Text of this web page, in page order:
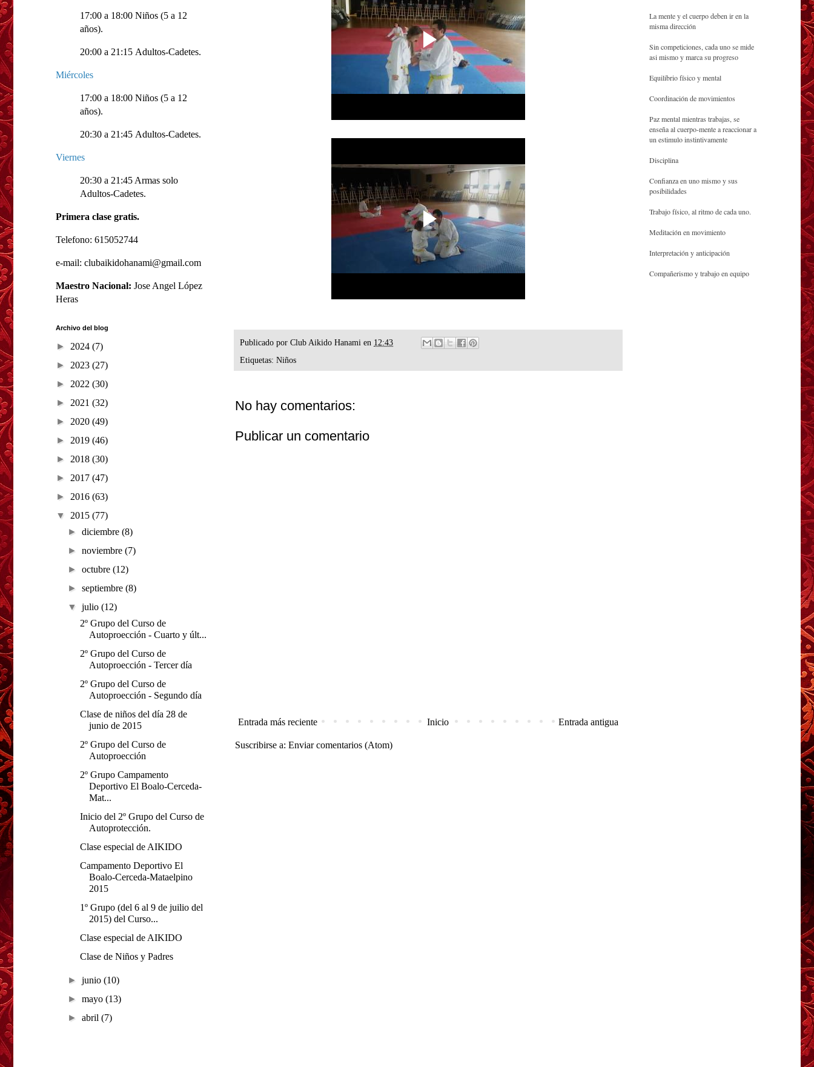
Publicado por Club Aikido Hanami en 12:43
Etiquetas: Niños
No hay comentarios:
Publicar un comentario
Entrada más reciente Entrada antigua
Inicio
Suscribirse a: Enviar comentarios (Atom)
17:00 a 18:00 Niños (5 a 12
años).
20:00 a 21:15 Adultos-Cadetes.
Miércoles
17:00 a 18:00 Niños (5 a 12
años).
20:30 a 21:45 Adultos-Cadetes.
Viernes
20:30 a 21:45 Armas solo
Adultos-Cadetes.
Primera clase gratis.
Telefono: 615052744
e-mail: clubaikidohanami@gmail.com
Maestro Nacional: Jose Angel López
Heras
Archivo del blog
► 2024 (7)
► 2023 (27)
► 2022 (30)
► 2021 (32)
► 2020 (49)
► 2019 (46)
► 2018 (30)
► 2017 (47)
► 2016 (63)
▼ 2015 (77)
►diciembre(8)
►noviembre(7)
►octubre(12)
►septiembre(8)
▼julio(12)
2º Grupo del Curso de
Autoproección - Cuarto y últ...
2º Grupo del Curso de
Autoproección - Tercer día
2º Grupo del Curso de
Autoproección - Segundo día
Clase de niños del día 28 de
junio de 2015
2º Grupo del Curso de
Autoproección
2º Grupo Campamento
Deportivo El Boalo-Cerceda-
Mat...
Inicio del 2º Grupo del Curso de
Autoprotección.
Clase especial de AIKIDO
Campamento Deportivo El
Boalo-Cerceda-Mataelpino
2015
1º Grupo (del 6 al 9 de juilio del
2015) del Curso...
Clase especial de AIKIDO
Clase de Niños y Padres
►junio(10)
►mayo(13)
►abril(7)
La mente y el cuerpo deben ir en la
misma dirección
Sin competiciones, cada uno se mide
asi mismo y marca su progreso
Equilibrio físico y mental
Coordinación de movimientos
Paz mental mientras trabajas, se
enseña al cuerpo-mente a reaccionar a
un estimulo instintivamente
Disciplina
Confianza en uno mismo y sus
posibilidades
Trabajo físico, al ritmo de cada uno.
Meditación en movimiento
Interpretación y anticipación
Compañerismo y trabajo en equipo